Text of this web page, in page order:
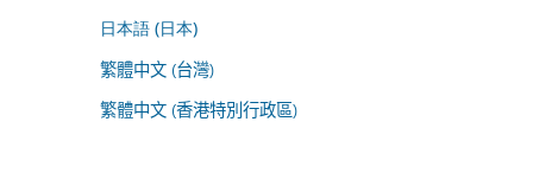
日本語 (日本)
繁體中文 (台灣)
繁體中文 (香港特別行政區)